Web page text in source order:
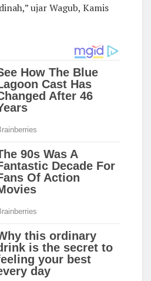
ujar Wagub, Kamis